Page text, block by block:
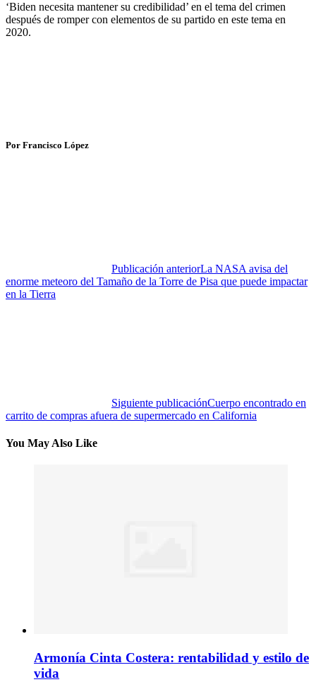
‘Biden necesita mantener su credibilidad’ en el tema del crimen
después de romper con elementos de su partido en este tema en
2020.
Por Francisco López
Publicación anteriorLa NASA avisa del
enorme meteoro del Tamaño de la Torre de Pisa que puede impactar
en la Tierra
Siguiente publicaciónCuerpo encontrado en
carrito de compras afuera de supermercado en California
You May Also Like
Armonía Cinta Costera: rentabilidad y estilo de
vida